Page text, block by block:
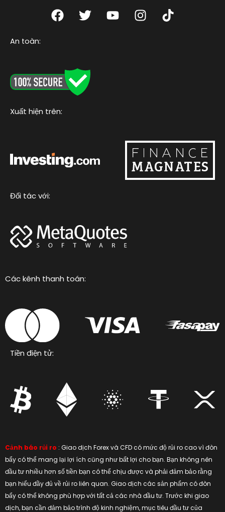
F
a
o
o
T
w
e
r
Y
o
I
n
T
i
An toàn:
Xuất hiện trên:
Đối tác với:
Các kênh thanh toán:
Tiền điện tử:
Cảnh báo rủi ro : Giao dịch Forex và CFD có mức độ rủi ro cao vì đòn
bẩy có thể mang lại lợi ích cũng như bất lợi cho bạn. Bạn không nên
đầu tư nhiều hơn số tiền bạn có thể chịu được và phải đảm bảo rằng
bạn hiểu đầy đủ về rủi ro liên quan. Giao dịch các sản phẩm có đòn
bẩy có thể không phù hợp với tất cả các nhà đầu tư. Trước khi giao
dịch, bạn cần đảm bảo trình độ kinh nghiệm, mục tiêu đầu tư của